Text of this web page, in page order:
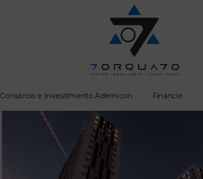
Consórcio e Investimento Ademicon Financie